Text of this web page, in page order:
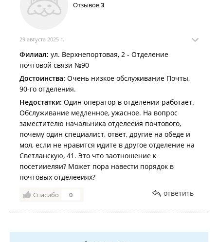
Отзывов3
29 августа 2025 г.
Филиал: ул. Верхнепортовая, 2 - Отделение
почтовой связи №90
Достоинства: Очень низкое обслуживание Почты,
90-го отделения.
Недостатки: Один оператор в отделении работает.
Обслуживание медленное, ужасное. На вопрос
заместителю начальника отделееия почтового,
почему один специалист, ответ, другие на обеде и
мол, если не нравится идите в другое отделение на
Светланскую, 41. Это что заотношение к
посетииеляи? Может пора навести порядок в
почтовых отделееиях?
Спасибо 0 ответить